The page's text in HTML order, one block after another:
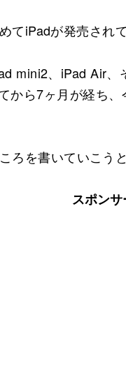
てiPadが発売されて
mini2、iPad Air、
から7ヶ月が経ち
ろを書いていこうと
スポン